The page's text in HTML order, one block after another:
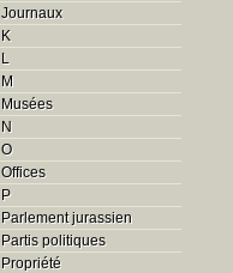
Journaux
K
L
M
Musées
N
O
Offices
P
Parlement jurassien
Partis politiques
Propriété